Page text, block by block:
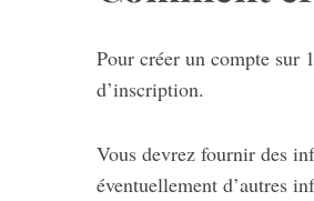
Pour créer un compte sur
d’inscription.
Vous devrez fournir des
éventuellement d’autres